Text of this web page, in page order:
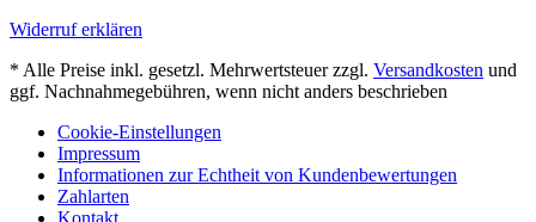
Widerruf erklären
* Alle Preise inkl. gesetzl. Mehrwertsteuer zzgl. Versandkosten und
ggf. Nachnahmegebühren, wenn nicht anders beschrieben
Cookie-Einstellungen
Impressum
Informationen zur Echtheit von Kundenbewertungen
Zahlarten
Kontakt